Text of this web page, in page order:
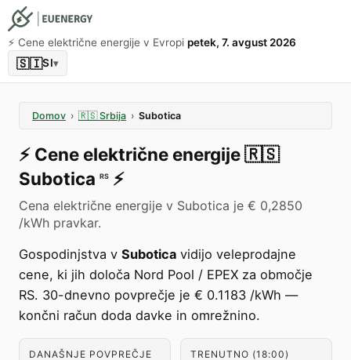
⚡️ Cene električne energije v Evropi petek, 7. avgust 2026
🇸🇮SI▾
Domov › 🇷🇸 Srbija › Subotica
⚡️ Cene električne energije🇷🇸
Subotica RS ⚡️
Cena električne energije v Subotica je € 0,2850
/kWh pravkar.
Gospodinjstva v Subotica vidijo veleprodajne
cene, ki jih določa Nord Pool / EPEX za območje
RS. 30-dnevno povprečje je € 0.1183 /kWh —
končni račun doda davke in omrežnino.
DANAŠNJE POVPREČJE TRENUTNO (18:00)